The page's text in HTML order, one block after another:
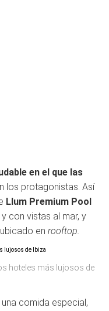
en el que las
los protagonistas. Así
Llum Premium Pool
con vistas al mar, y
en rooftop.
hoteles más lujosos de
comida especial,